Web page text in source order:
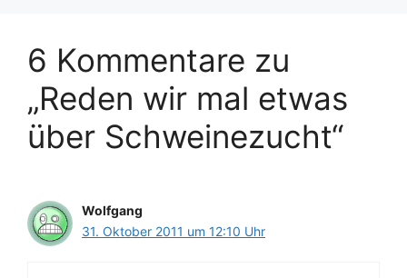
6 Kommentare zu
„Reden wir mal etwas
über Schweinezucht“
Wolfgang
31. Oktober 2011 um 12:10 Uhr